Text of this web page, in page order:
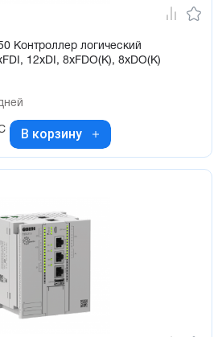
Контроллер логический
12xDI, 8xFDO(K), 8xDO(K)
В корзину